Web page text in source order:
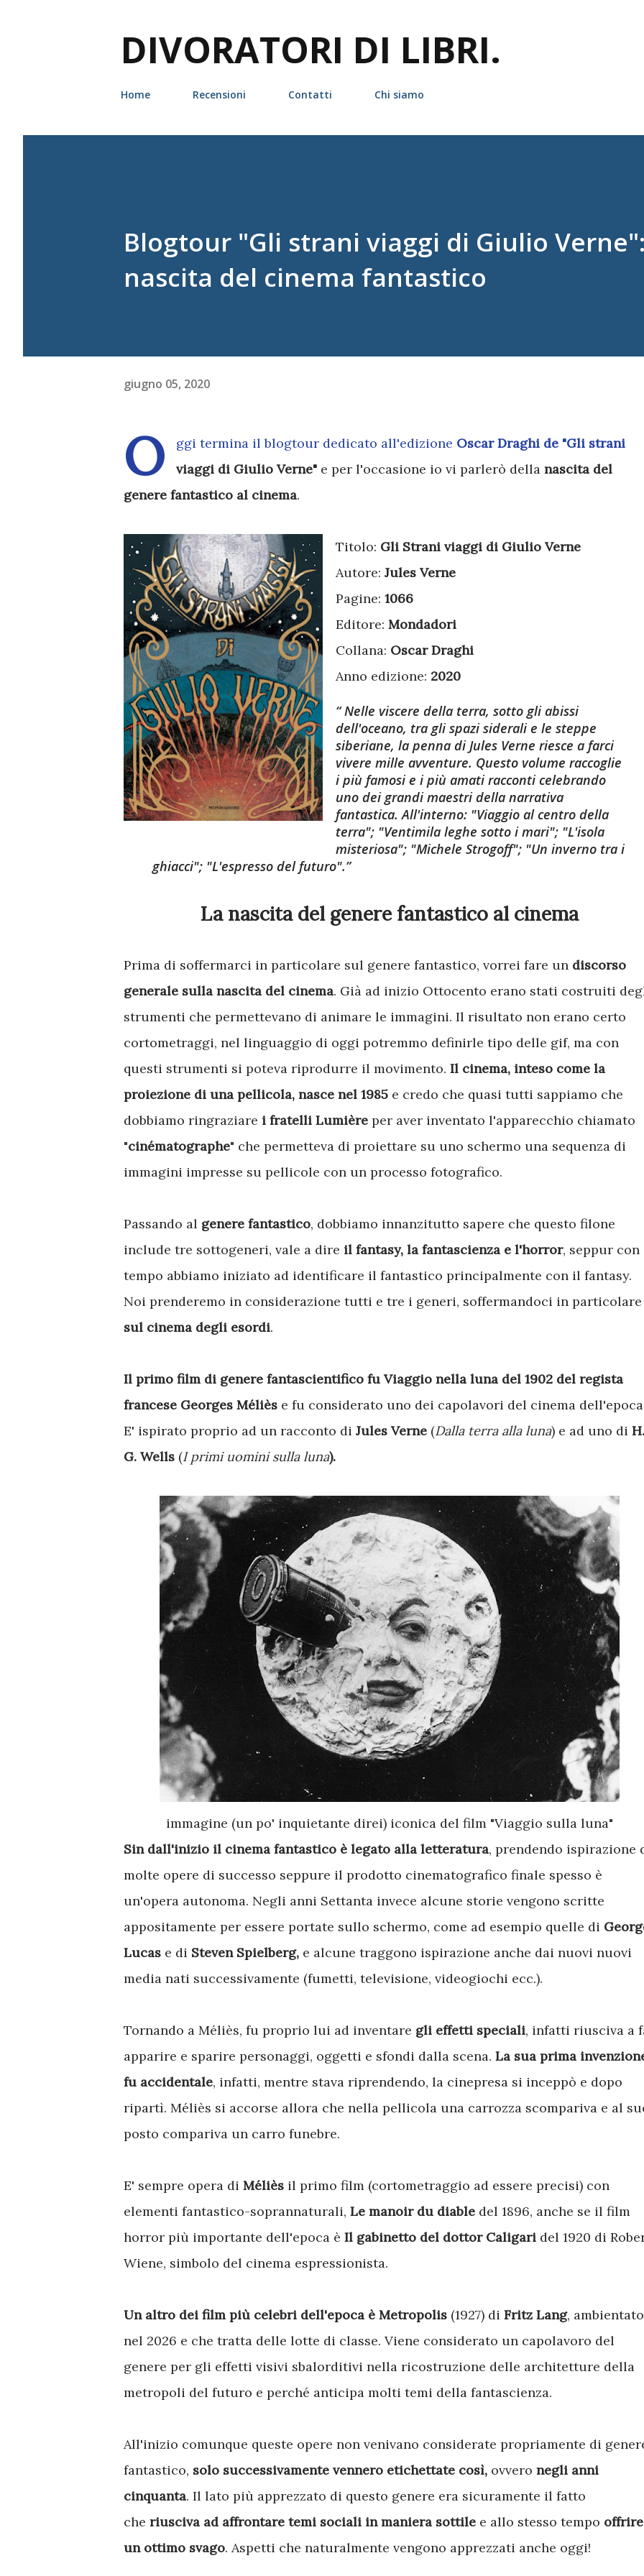
DIVORATORI DI LIBRI.
Home Recensioni Contatti Chi siamo
Blogtour "Gli strani viaggi di Giulio
nascita del cinema fantastico
giugno 05, 2020
O ggi termina il blogtour dedicato all'edizione Oscar Draghi de "Gli strani
viaggi di Giulio Verne" e per l'occasione io vi parlerò della nascita del
genere fantastico al cinema.
Titolo: Gli Strani viaggi di Giulio Verne
Autore: Jules Verne
Pagine: 1066
Editore: Mondadori
Collana: Oscar Draghi
Anno edizione: 2020
Nelle viscere della terra, sotto gli abissi
dell'oceano, tra gli spazi siderali e le steppe
siberiane, la penna di Jules Verne riesce a farci
vivere mille avventure. Questo volume raccoglie
i più famosi e i più amati racconti celebrando
uno dei grandi maestri della narrativa
fantastica. All'interno: "Viaggio al centro della
terra"; "Ventimila leghe sotto i mari"; "L'isola
misteriosa"; "Michele Strogoff"; "Un inverno tra i
ghiacci"; "L'espresso del futuro".
La nascita del genere fantastico al cinema
Prima di soffermarci in particolare sul genere fantastico, vorrei fare un discorso
generale sulla nascita del cinema. Già ad inizio Ottocento erano stati costruiti
strumenti che permettevano di animare le immagini. Il risultato non erano certo
cortometraggi, nel linguaggio di oggi potremmo definirle tipo delle gif, ma con
questi strumenti si poteva riprodurre il movimento. Il cinema, inteso come la
proiezione di una pellicola, nasce nel 1985 e credo che quasi tutti sappiamo che
dobbiamo ringraziare i fratelli Lumière per aver inventato l'apparecchio chiamato
"cinématographe" che permetteva di proiettare su uno schermo una sequenza di
immagini impresse su pellicole con un processo fotografico.
Passando al genere fantastico, dobbiamo innanzitutto sapere che questo filone
include tre sottogeneri, vale a dire il fantasy, la fantascienza e l'horror, seppur
tempo abbiamo iniziato ad identificare il fantastico principalmente con il fantasy.
Noi prenderemo in considerazione tutti e tre i generi, soffermandoci in particolare
sul cinema degli esordi.
Il primo film di genere fantascientifico fu Viaggio nella luna del 1902 del regista
francese Georges Méliès e fu considerato uno dei capolavori del cinema
E' ispirato proprio ad un racconto di Jules Verne (Dalla terra alla luna) e ad uno di H.
G. Wells (I primi uomini sulla luna).
immagine (un po' inquietante direi) iconica del film "Viaggio sulla luna"
Sin dall'inizio il cinema fantastico è legato alla letteratura, prendendo ispirazione
molte opere di successo seppure il prodotto cinematografico finale spesso è
un'opera autonoma. Negli anni Settanta invece alcune storie vengono scritte
appositamente per essere portate sullo schermo, come ad esempio quelle di
Lucas e di Steven Spielberg, e alcune traggono ispirazione anche dai nuovi nuovi
media nati successivamente (fumetti, televisione, videogiochi ecc.).
Tornando a Méliès, fu proprio lui ad inventare gli effetti speciali, infatti riusciva a
apparire e sparire personaggi, oggetti e sfondi dalla scena. La sua prima
fu accidentale, infatti, mentre stava riprendendo, la cinepresa si inceppò e dopo
ripartì. Méliès si accorse allora che nella pellicola una carrozza scompariva e al
posto compariva un carro funebre.
E' sempre opera di Méliès il primo film (cortometraggio ad essere precisi) con
elementi fantastico-soprannaturali, Le manoir du diable del 1896, anche se il film
horror più importante dell'epoca è Il gabinetto del dottor Caligari del 1920 di
Wiene, simbolo del cinema espressionista.
Un altro dei film più celebri dell'epoca è Metropolis (1927) di Fritz Lang, ambientato
nel 2026 e che tratta delle lotte di classe. Viene considerato un capolavoro del
genere per gli effetti visivi sbalorditivi nella ricostruzione delle architetture della
metropoli del futuro e perché anticipa molti temi della fantascienza.
All'inizio comunque queste opere non venivano considerate propriamente di
fantastico, solo successivamente vennero etichettate così, ovvero negli anni
cinquanta. Il lato più apprezzato di questo genere era sicuramente il fatto
che riusciva ad affrontare temi sociali in maniera sottile e allo stesso tempo offrire
un ottimo svago. Aspetti che naturalmente vengono apprezzati anche oggi!